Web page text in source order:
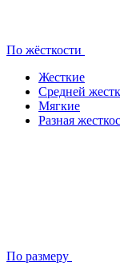
По жёсткости
Жесткие
Средней
Мягкие
Разная
По размеру